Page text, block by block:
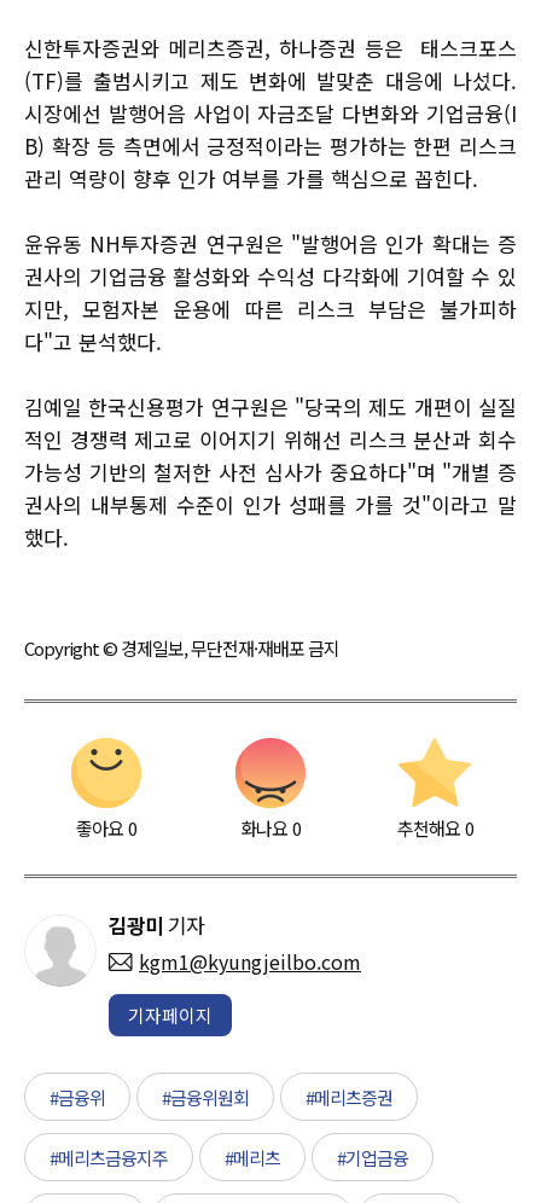
신한투자증권와 메리츠증권, 하나증권 등은 태스크포스
(TF)를 출범시키고 제도 변화에 발맞춘 대응에 나섰다.
시장에선 발행어음 사업이 자금조달 다변화와 기업금융(I
B) 확장 등 측면에서 긍정적이라는 평가하는 한편 리스크
관리 역량이 향후 인가 여부를 가를 핵심으로 꼽힌다.
윤유동 NH투자증권 연구원은 "발행어음 인가 확대는 증
권사의 기업금융 활성화와 수익성 다각화에 기여할 수 있
지만, 모험자본 운용에 따른 리스크 부담은 불가피하
다"고 분석했다.
김예일 한국신용평가 연구원은 "당국의 제도 개편이 실질
적인 경쟁력 제고로 이어지기 위해선 리스크 분산과 회수
가능성 기반의 철저한 사전 심사가 중요하다"며 "개별 증
권사의 내부통제 수준이 인가 성패를 가를 것"이라고 말
했다.
Copyright © 경제일보, 무단전재·재배포 금지
좋아요0 화나요0 추천해요 0
김광미 기자
kgm1@kyungjeilbo.com
기자페이지
#금융위 #금융위원회 #메리츠증권
#메리츠금융지주 #메리츠 #기업금융